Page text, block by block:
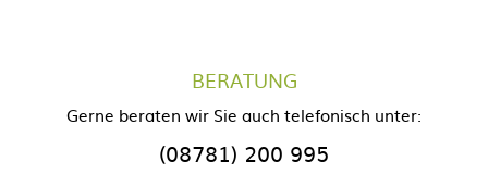
BERATUNG
Gerne beraten wir Sie auch telefonisch unter:
(08781) 200 995